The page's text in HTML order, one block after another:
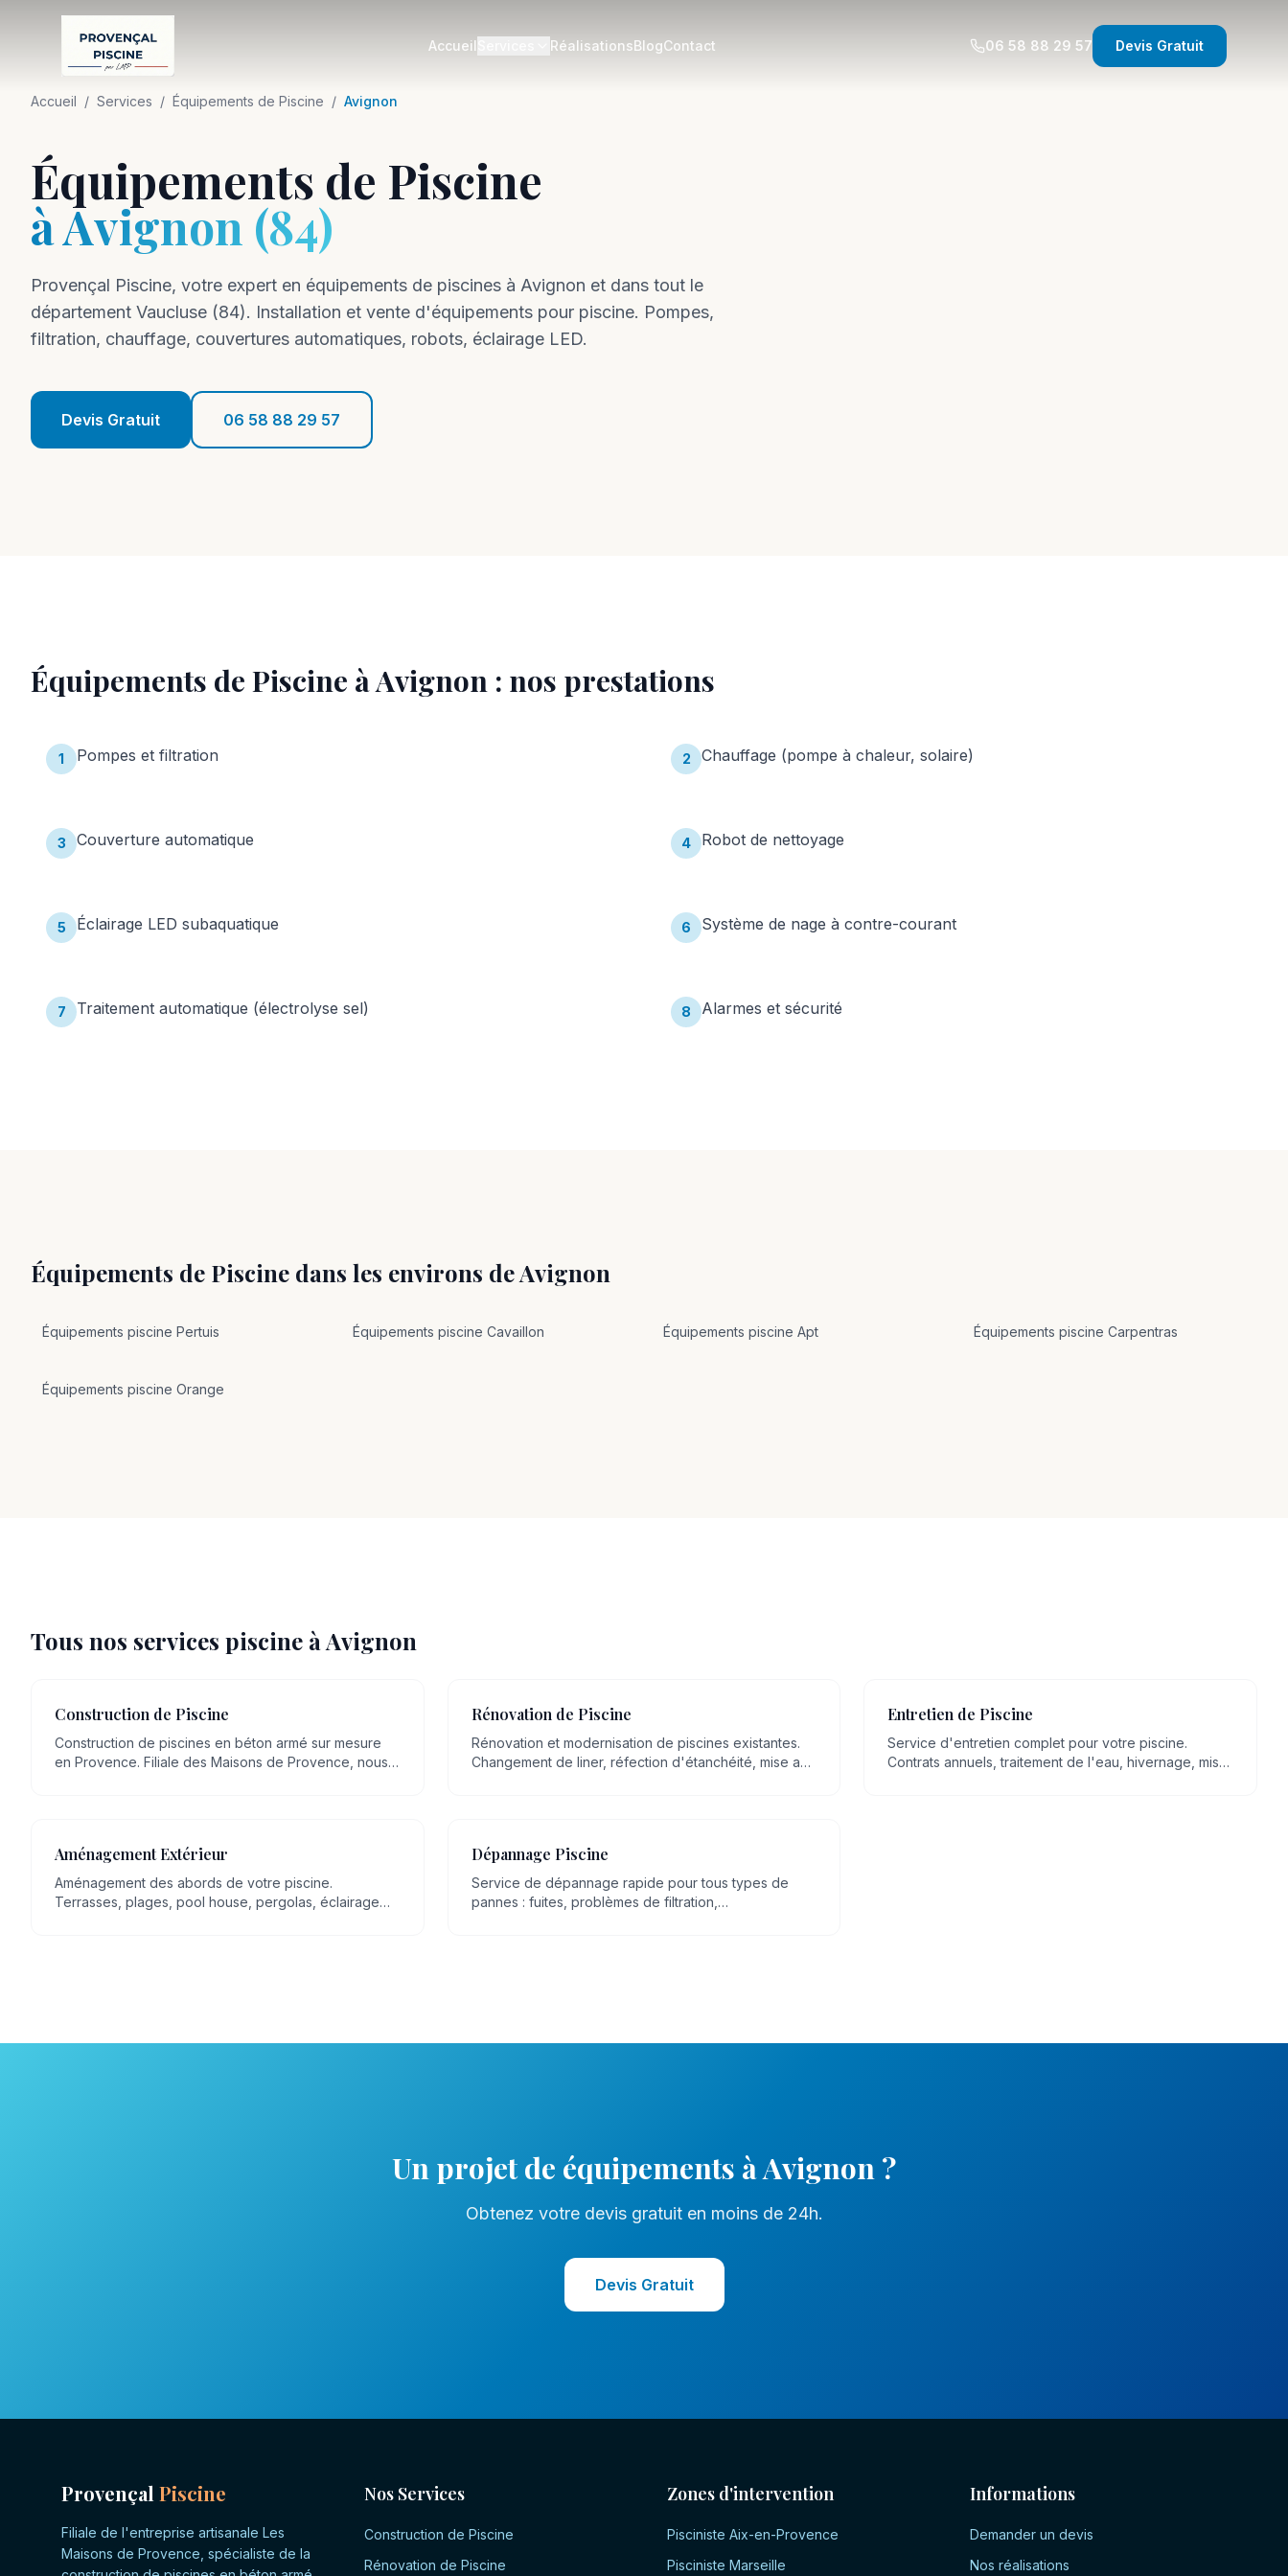
Accueil RéalisationsBlogContact 06 58 88 29 57 Devis Gratuit
Accueil / Services / Équipements de Piscine / Avignon
Équipements de Piscine
àAvignon (84)
Provençal Piscine, votre expert en équipements de piscines à Avignon et dans tout le
département Vaucluse (84). Installation et vente d'équipements pour piscine. Pompes,
filtration, chauffage, couvertures automatiques, robots, éclairage LED.
Devis Gratuit 06 58 88 29 57
Équipements de Piscine àAvignon : nos prestations
1 Pompes et filtration 2 Chauffage (pompe à chaleur, solaire)
3 Couverture automatique 4 Robot de nettoyage
5 Éclairage LED subaquatique 6 Système de nage à contre-courant
7 Traitement automatique (électrolyse sel) 8 Alarmes et sécurité
Équipements de Piscine dans les environs deAvignon
Équipements piscine Pertuis Équipements piscine Cavaillon Équipements piscine Apt Équipements piscine Carpentras
Équipements piscine Orange
Tous nos services piscine àAvignon
Construction de Piscine
Construction de piscines en béton armé sur mesure
en Provence. Filiale des Maisons de Provence, nous
Rénovation de Piscine
Rénovation et modernisation de piscines existantes.
Changement de liner, réfection d'étanchéité, mise aux
Entretien de Piscine
Service d'entretien complet pour votre piscine.
Contrats annuels, traitement de l'eau, hivernage, mise
Aménagement Extérieur
Aménagement des abords de votre piscine.
Terrasses, plages, pool house, pergolas, éclairage
Dépannage Piscine
Service de dépannage rapide pour tous types de
pannes : fuites, problèmes de filtration,
Un projet de équipements àAvignon ?
Obtenez votre devis gratuit en moins de 24h.
Devis Gratuit
Provençal Piscine
Filiale de l'entreprise artisanale Les
Maisons de Provence, spécialiste de la
Nos Services
Construction de Piscine
Rénovation de Piscine
Zones d'intervention
Pisciniste Aix-en-Provence
Pisciniste Marseille
Informations
Demander un devis
Nos réalisations